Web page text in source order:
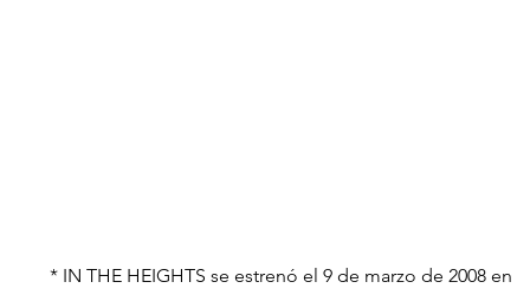
* IN THE HEIGHTS se estrenó el 9 de marzo de 2008 en